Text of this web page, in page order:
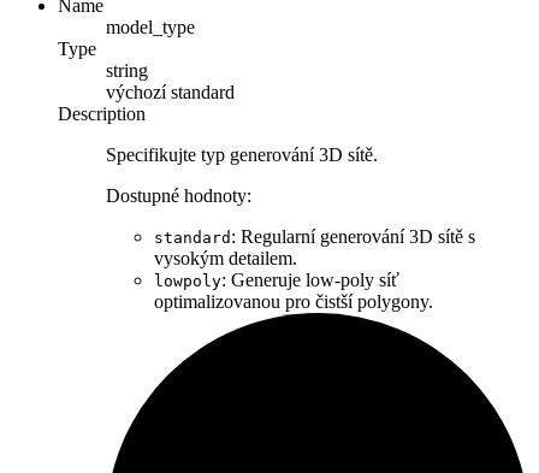
Name
model_type
Type
string
výchozí standard
Description
Specifikujte typ generování 3D sítě.
Dostupné hodnoty:
standard : Regularní generování 3D sítě s
vysokým detailem.
lowpoly: Generuje low-poly síť
optimalizovanou pro čistší polygony.